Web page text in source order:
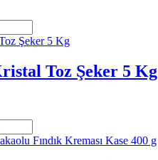
Toz Şeker 5 Kg